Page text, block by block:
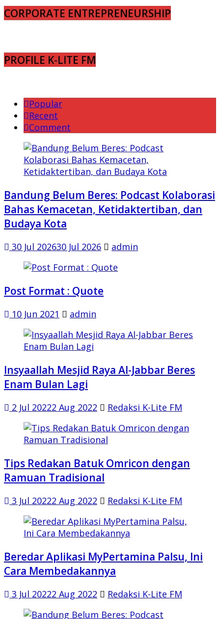
CORPORATE ENTREPRENEURSHIP
PROFILE K-LITE FM
Popular
Recent
Comment
Bandung Belum Beres: Podcast Kolaborasi
Bahas Kemacetan, Ketidaktertiban, dan
Budaya Kota
30 Jul 202630 Jul 2026 admin
Post Format : Quote
10 Jun 2021 admin
Insyaallah Mesjid Raya Al-Jabbar Beres
Enam Bulan Lagi
2 Jul 20222 Aug 2022 Redaksi K-Lite FM
Tips Redakan Batuk Omricon dengan
Ramuan Tradisional
3 Jul 20222 Aug 2022 Redaksi K-Lite FM
Beredar Aplikasi MyPertamina Palsu, Ini
Cara Membedakannya
3 Jul 20222 Aug 2022 Redaksi K-Lite FM